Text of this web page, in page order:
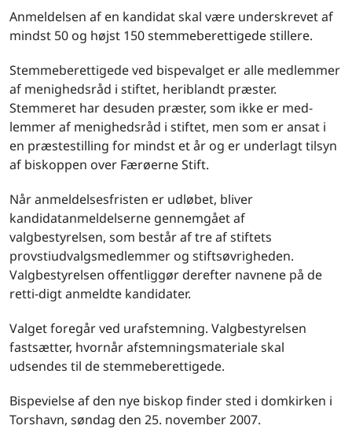
Anmeldelsen af en kandidat skal være underskrevet af
mindst 50 og højst 150 stemmeberettigede stillere.
Stemmeberettigede ved bispevalget er alle medlemmer
af menighedsråd i stiftet, heriblandt præster.
Stemmeret har desuden præster, som ikke er med-
lemmer af menighedsråd i stiftet, men som er ansat i
en præstestilling for mindst et år og er underlagt tilsyn
af biskoppen over Færøerne Stift.
Når anmeldelsesfristen er udløbet, bliver
kandidatanmeldelserne gennemgået af
valgbestyrelsen, som består af tre af stiftets
provstiudvalgsmedlemmer og stiftsøvrigheden.
Valgbestyrelsen offentliggør derefter navnene på de
retti-digt anmeldte kandidater.
Valget foregår ved urafstemning. Valgbestyrelsen
fastsætter, hvornår afstemningsmateriale skal
udsendes til de stemmeberettigede.
Bispevielse af den nye biskop finder sted i domkirken i
Torshavn, søndag den 25. november 2007.